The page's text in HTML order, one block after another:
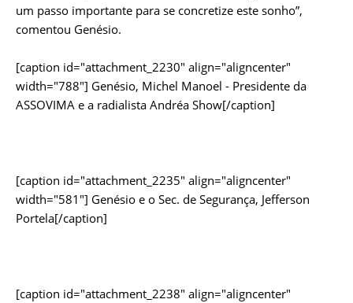
um passo importante para se concretize este sonho”,
comentou Genésio.
[caption id="attachment_2230" align="aligncenter"
width="788"] Genésio, Michel Manoel - Presidente da
ASSOVIMA e a radialista Andréa Show[/caption]
[caption id="attachment_2235" align="aligncenter"
width="581"] Genésio e o Sec. de Segurança, Jefferson
Portela[/caption]
[caption id="attachment_2238" align="aligncenter"